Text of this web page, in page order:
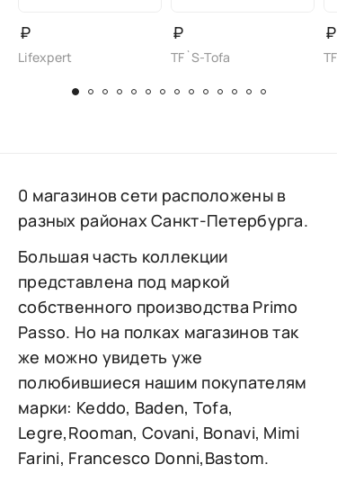
₽
Lifexpert
₽
TF`S-Tofa
₽
0 магазинов сети расположены в
разных районах Санкт-Петербурга.
Большая часть коллекции
представлена под маркой
собственного производства Primo
Passo. Но на полках магазинов так
же можно увидеть уже
полюбившиеся нашим покупателям
марки: Keddo, Baden, Tofa,
Legre,Rooman, Covani, Bonavi, Mimi
Farini, Francesco Donni,Bastom.